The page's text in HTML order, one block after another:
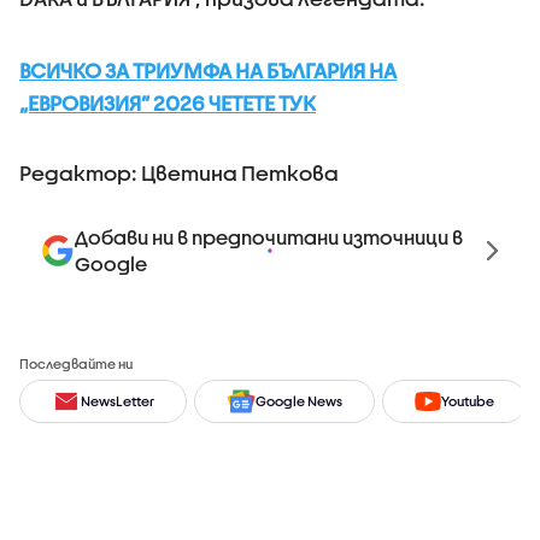
ВСИЧКО ЗА ТРИУМФА НА БЪЛГАРИЯ НА
„ЕВРОВИЗИЯ” 2026 ЧЕТЕТЕ ТУК
Редактор: Цветина Петкова
Добави ни в предпочитани източници в
Google
Последвайте ни
NewsLetter Google News Youtube